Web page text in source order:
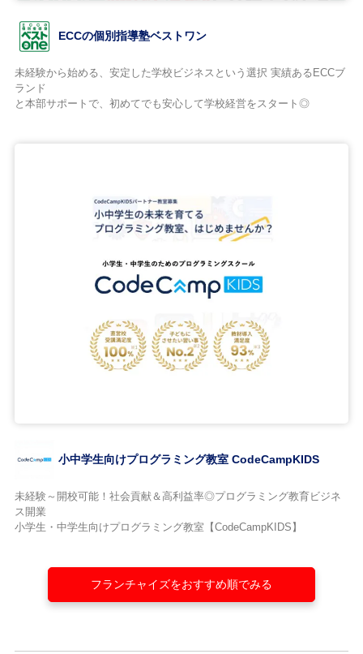
ECCの個別指導塾ベストワン
未経験から始める、安定した学校ビジネスという選択 実績あるECCブ
ランド
と本部サポートで、初めてでも安心して学校経営をスタート◎
小中学生向けプログラミング教室 CodeCampKIDS
未経験～開校可能！社会貢献＆高利益率◎プログラミング教育ビジネ
ス開業
小学生・中学生向けプログラミング教室【CodeCampKIDS】
フランチャイズをおすすめ順でみる